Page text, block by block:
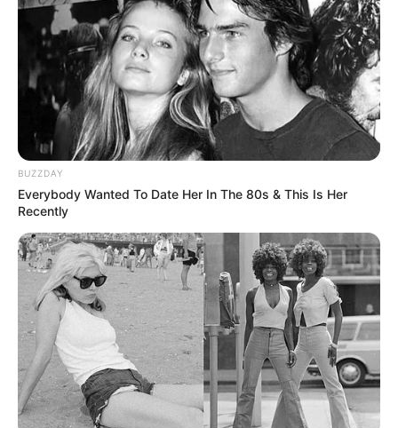
BUZZDAY
Everybody Wanted To Date Her In The 80s & This Is Her
Recently